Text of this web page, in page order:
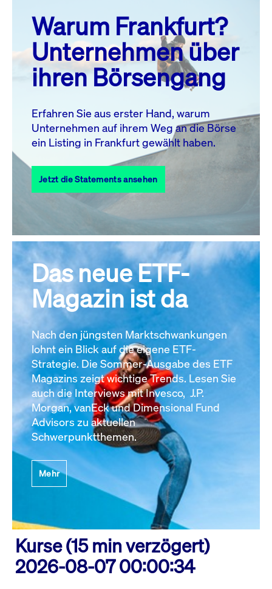
MO. DI. MI. DO. FR. SA. SO.
1
2
3
4 5 6 7 8
10 11 13 14
17
18 19 20 21 22
23
27 28
31
Alle Events
Warum Frankfurt?
Unternehmen über
ihren Börsengang
Erfahren Sie aus erster Hand, warum
Unternehmen auf ihrem Weg an die Börse
ein Listing in Frankfurt gewählt haben.
Jetzt die Statements ansehen
Das neue ETF-
Magazin ist da
Nach den jüngsten Marktschwankungen
lohnt ein Blick auf die eigene ETF-
Strategie. Die Sommer-Ausgabe des ETF
Magazins zeigt wichtige Trends. Lesen Sie
auch die Interviews mit Invesco, J.P.
Morgan, vanEck und Dimensional Fund
Advisors zu aktuellen
Schwerpunktthemen.
Mehr
Kurse (15 min verzögert)
2026-08-07 00:00:34